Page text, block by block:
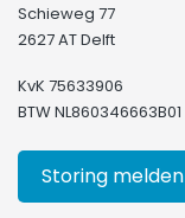
Schieweg 77
2627 AT Delft
KvK 75633906
BTW NL860346663B01
Storing melden